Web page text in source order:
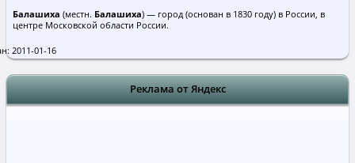
Балашиха (местн. Балашиха) — город (основан в 1830 году) в России, в
центре Московской области России.
2011-01-16
Реклама от Яндекс